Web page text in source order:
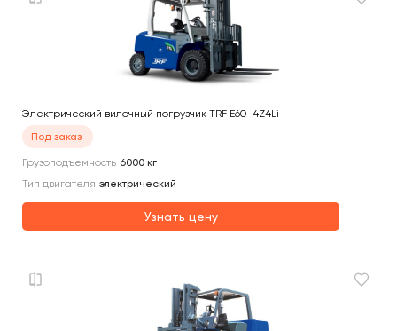
Электрический вилочный погрузчик TRF E60-4Z4Li
Под заказ
Грузоподъемность 6000 кг
Тип двигателя электрический
Узнать цену